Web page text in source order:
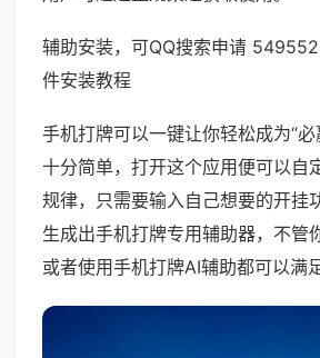
辅助安装，可QQ搜索申请
件安装教程
手机打牌可以一键让你轻松成为“
十分简单，打开这个应用便可以自
规律，只需要输入自己想要的开挂
生成出手机打牌专用辅助器，不管
或者使用手机打牌AI辅助都可以满